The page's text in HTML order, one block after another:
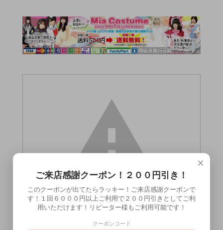
ルコス えちえちセーラー へそ出し
×
ご来店感謝クーポン！２００円引き！
このクーポンが出てたらラッキー！ご来店感謝クーポンで
す！１回６０００円以上ご利用で２００円引きとしてご利
用いただけます！リピーター様もご利用可能です！
クーポンコード